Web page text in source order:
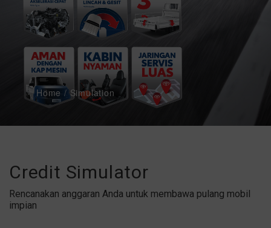
Home/Simulation
Credit Simulator
Rencanakan anggaran Anda untuk membawa pulang mobil
impian